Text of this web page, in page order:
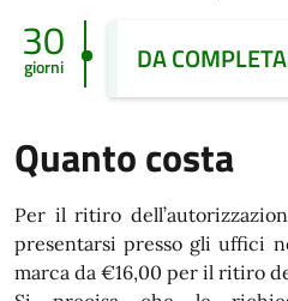
30
giorni DA
Quanto costa
Per il ritiro
presentarsi presso gli uffici
marca da €16,00 per il ritiro